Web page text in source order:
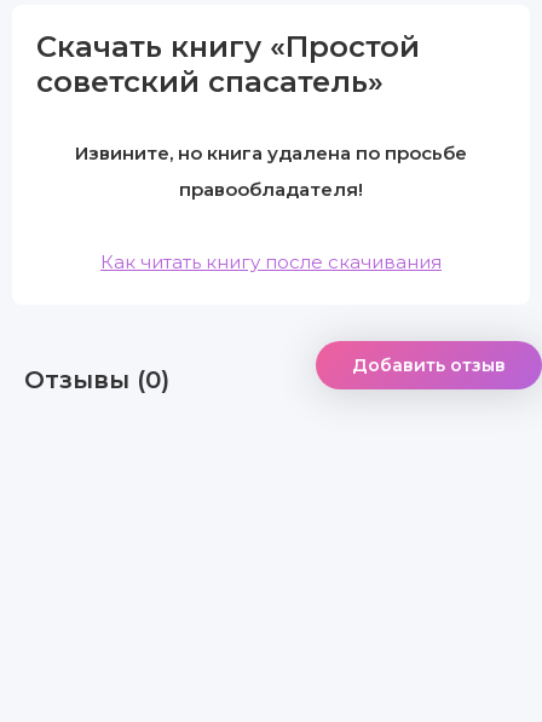
Скачать книгу «Простой
советский спасатель»
Извините, но книга удалена по просьбе
правообладателя!
Как читать книгу после скачивания
Отзывы (0) Добавить отзыв